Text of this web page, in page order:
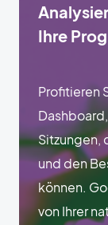
Ihre
Profitieren
Sitzungen,
und den
können.
von Ihrer